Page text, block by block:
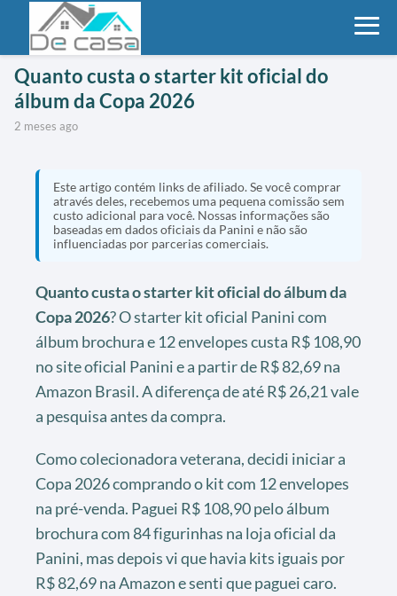
Quanto custa o starter kit oficial do
álbum da Copa 2026
2 meses ago
Este artigo contém links de afiliado. Se você comprar
através deles, recebemos uma pequena comissão sem
custo adicional para você. Nossas informações são
baseadas em dados oficiais da Panini e não são
influenciadas por parcerias comerciais.
Quanto custa o starter kit oficial do álbum da
Copa 2026? O starter kit oficial Panini com
álbum brochura e 12 envelopes custa R$ 108,90
no site oficial Panini e a partir de R$ 82,69 na
Amazon Brasil. A diferença de até R$ 26,21 vale
a pesquisa antes da compra.
Como colecionadora veterana, decidi iniciar a
Copa 2026 comprando o kit com 12 envelopes
na pré-venda. Paguei R$ 108,90 pelo álbum
brochura com 84 figurinhas na loja oficial da
Panini, mas depois vi que havia kits iguais por
R$ 82,69 na Amazon e senti que paguei caro.